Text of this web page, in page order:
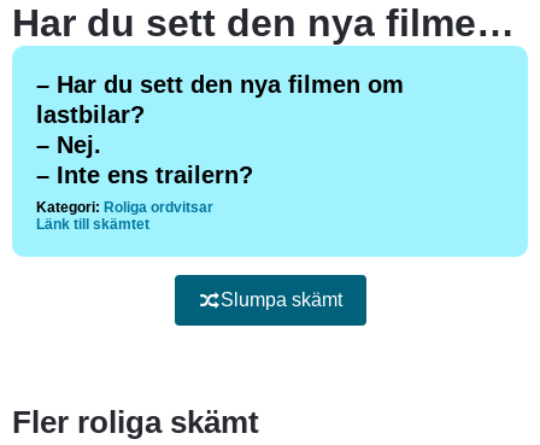
Har du sett den nya filmen om lastbilar?
– Har du sett den nya filmen om
lastbilar?
– Nej.
– Inte ens trailern?
Kategori: Roliga ordvitsar
Länk till skämtet
Slumpa skämt
Fler roliga skämt